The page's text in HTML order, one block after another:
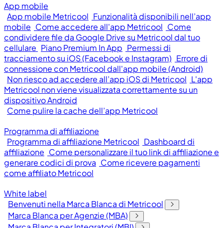
App mobile
App mobile Metricool Funzionalità disponibili nell’app
mobile Come accedere all'app Metricool Come
condividere file da Google Drive su Metricool dal tuo
cellulare Piano Premium In App Permessi di
tracciamento su iOS (Facebook e Instagram) Errore di
connessione con Metricool dall'app mobile (Android)
Non riesco ad accedere all’app iOS di Metricool L'app
Metricool non viene visualizzata correttamente su un
dispositivo Android
Come pulire la cache dell’app Metricool
Programma di affiliazione
Programma di affiliazione Metricool Dashboard di
affiliazione Come personalizzare il tuo link di affiliazione e
generare codici di prova Come ricevere pagamenti
come affiliato Metricool
White label
Benvenuti nella Marca Blanca di Metricool
Marca Blanca per Agenzie (MBA)